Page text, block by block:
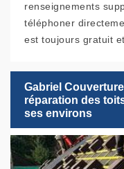
renseignements
téléphoner
est toujours gratuit
Gabriel
réparation des
ses environs